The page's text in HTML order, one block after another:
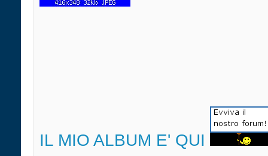
IL MIO ALBUM E' QUI